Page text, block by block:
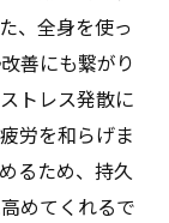
様な効果
ングの魅力
践
ス体験
常生活への
、全身を使っ
善にも繋がり
トレス発散に
労を和らげま
るため、持久
めてくれるで